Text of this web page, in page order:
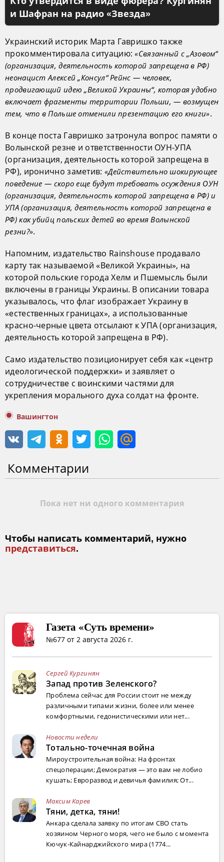
и Шафран на радио «Звезда»
Украинский историк Марта Гавришко также
прокомментировала ситуацию:«Связанный с „Азовом“
(организация, деятельность которой запрещена в РФ)
неонацист Алексей „Консул“ Рейнс — человек,
продвигающий идею „Великой Украины“, которая удобно
включает фрагменты территории Польши, — возмущен
тем, что в Польше отменили презентацию его книги».
В конце поста Гавришко затронула вопрос памяти о
Волынской резне и ответственности ОУН-УПА
(организация, деятельность которой запрещена в
РФ), иронично заметив: «Действительно шокирующее
поведение — скоро еще будут требовать осуждения ОУН
(организация, деятельность которой запрещена в РФ) и
УПА (организация, деятельность которой запрещена в
РФ) как убийц польских детей во время Волынской
резни?».
Напомним, издательство Rainshouse продавало
карту так называемой «Великой Украины», на
которой польские города Хелм и Пшемысль были
включены в границы Украины. В описании товара
указывалось, что флаг изображает Украину в
«естественных границах», а использованные
красно-черные цвета отсылают к УПА (организация,
деятельность которой запрещена в РФ).
Само издательство позиционирует себя как «центр
идеологической поддержки» и заявляет о
сотрудничестве с воинскими частями для
укрепления морального духа солдат на фронте.
Вашингтон
Комментарии
Пока нет ни одного комментария
Чтобы написать комментарий, нужно
представиться.
Газета «Суть времени»
№677 от 2 августа 2026 г.
Сергей Кургинян
Запад против Зеленского?
Проблема сейчас для России стоит не между
различными типами жизни, более или менее
комфортными, гедонистическими или нет...
Новости недели
Тотально-точечная война
Мироустроительная война: На фронтах
спецоперации; Демократия — это вам не лобио
кушать; Евроразвод и девичья фамилия; От...
Максим Карев
Тяни, детка, тяни!
Анкара сделала заявку по итогам СВО стать
хозяином Черного моря, чего не было с момента
Кючук-Кайнарджийского мира (1774...